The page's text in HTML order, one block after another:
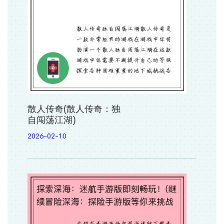
散人传奇(散人传奇：独
自闯荡江湖)
2026-02-10